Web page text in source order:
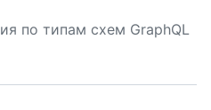
по типам схем GraphQL